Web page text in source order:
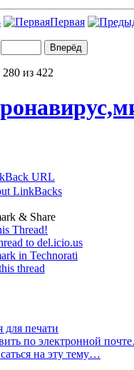
Первая
из 422
URL
LinkBacks
& Share
Thread!
to del.icio.us
in Technorati
thread
для печати
по электронной
на эту тему…